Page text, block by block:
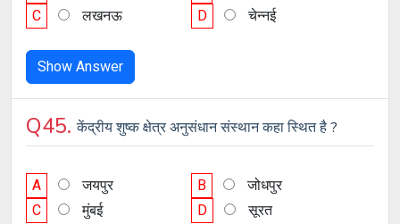
C
लखनऊ D चेन्नई
Show Answer
Q45.केंद्रीय शुष्क क्षेत्र अनुसंधान संस्थान कहा स्थित है ?
A जयपुर B
जोधपुर
C
मुंबई D सूरत